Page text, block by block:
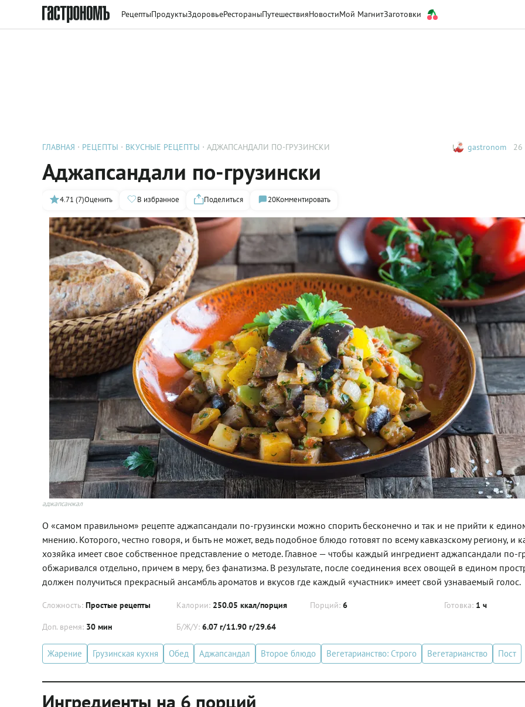
РецептыПродуктыЗдоровьеРестораныПутешествияНовостиМой МагнитЗаготовки
ГЛАВНАЯ РЕЦЕПТЫ ВКУСНЫЕ РЕЦЕПТЫ АДЖАПСАНДАЛИ ПО-ГРУЗИНСКИ gastronom 26
Аджапсандали по-грузински
4.71 (7)Оценить В избранное Поделиться 20Комментировать
аджапсанжал
О «самом правильном» рецепте аджапсандали по-грузински можно спорить бесконечно и так и не прийти к
мнению. Которого, честно говоря, и быть не может, ведь подобное блюдо готовят по всему кавказскому региону, и
хозяйка имеет свое собственное представление о методе. Главное — чтобы каждый ингредиент аджапсандали по-
обжаривался отдельно, причем в меру, без фанатизма. В результате, после соединения всех овощей в едином
должен получиться прекрасный ансамбль ароматов и вкусов где каждый «участник» имеет свой узнаваемый голос.
Сложность: Простые рецепты Калории: 250.05 ккал/порция Порций: 6 Готовка: 1 ч
Доп. время: 30 мин Б/Ж/У: 6.07 г/11.90 г/29.64
Жарение Грузинская кухня Обед Аджапсандал Второе блюдо Вегетарианство: Строго Вегетарианство Пост
Ингредиенты на 6 порций